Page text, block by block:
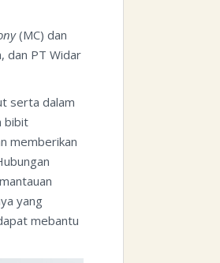
(MC) dan
dan PT Widar
serta dalam
bibit
memberikan
yang
mebantu